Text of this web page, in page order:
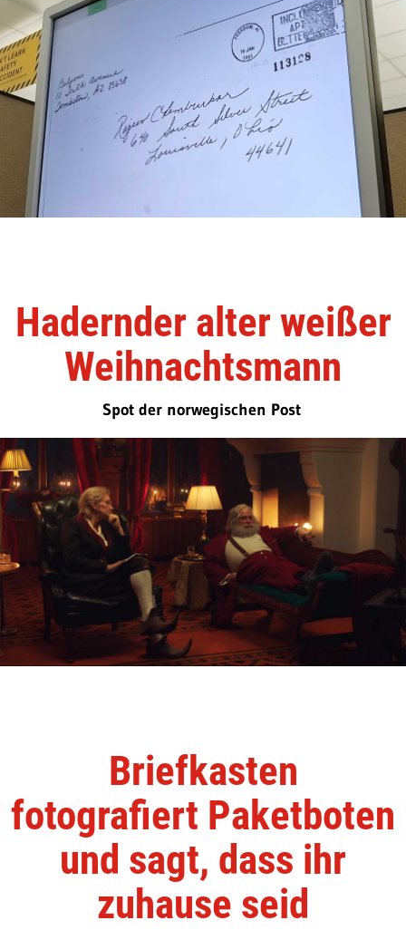
Hadernder alter weißer
Weihnachtsmann
Spot der norwegischen Post
Briefkasten
fotografiert Paketboten
und sagt, dass ihr
zuhause seid